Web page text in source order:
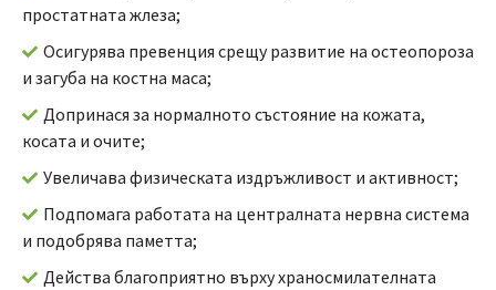
простатната жлеза;
Осигурява превенция срещу развитие на остеопороза
и загуба на костна маса;
Допринася за нормалното състояние на кожата,
косата и очите;
Увеличава физическата издръжливост и активност;
Подпомага работата на централната нервна система
и подобрява паметта;
Действа благоприятно върху храносмилателната